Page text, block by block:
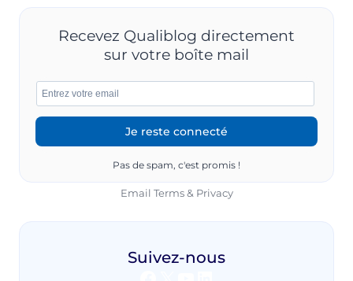
Recevez Qualiblog directement
sur votre boîte mail
Pas de spam, c'est promis !
Email Terms& Privacy
Suivez-nous